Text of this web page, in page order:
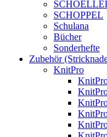
SCHOPPEL
Schulana
Bücher
Sonderhefte
Zubehör
KnitPro